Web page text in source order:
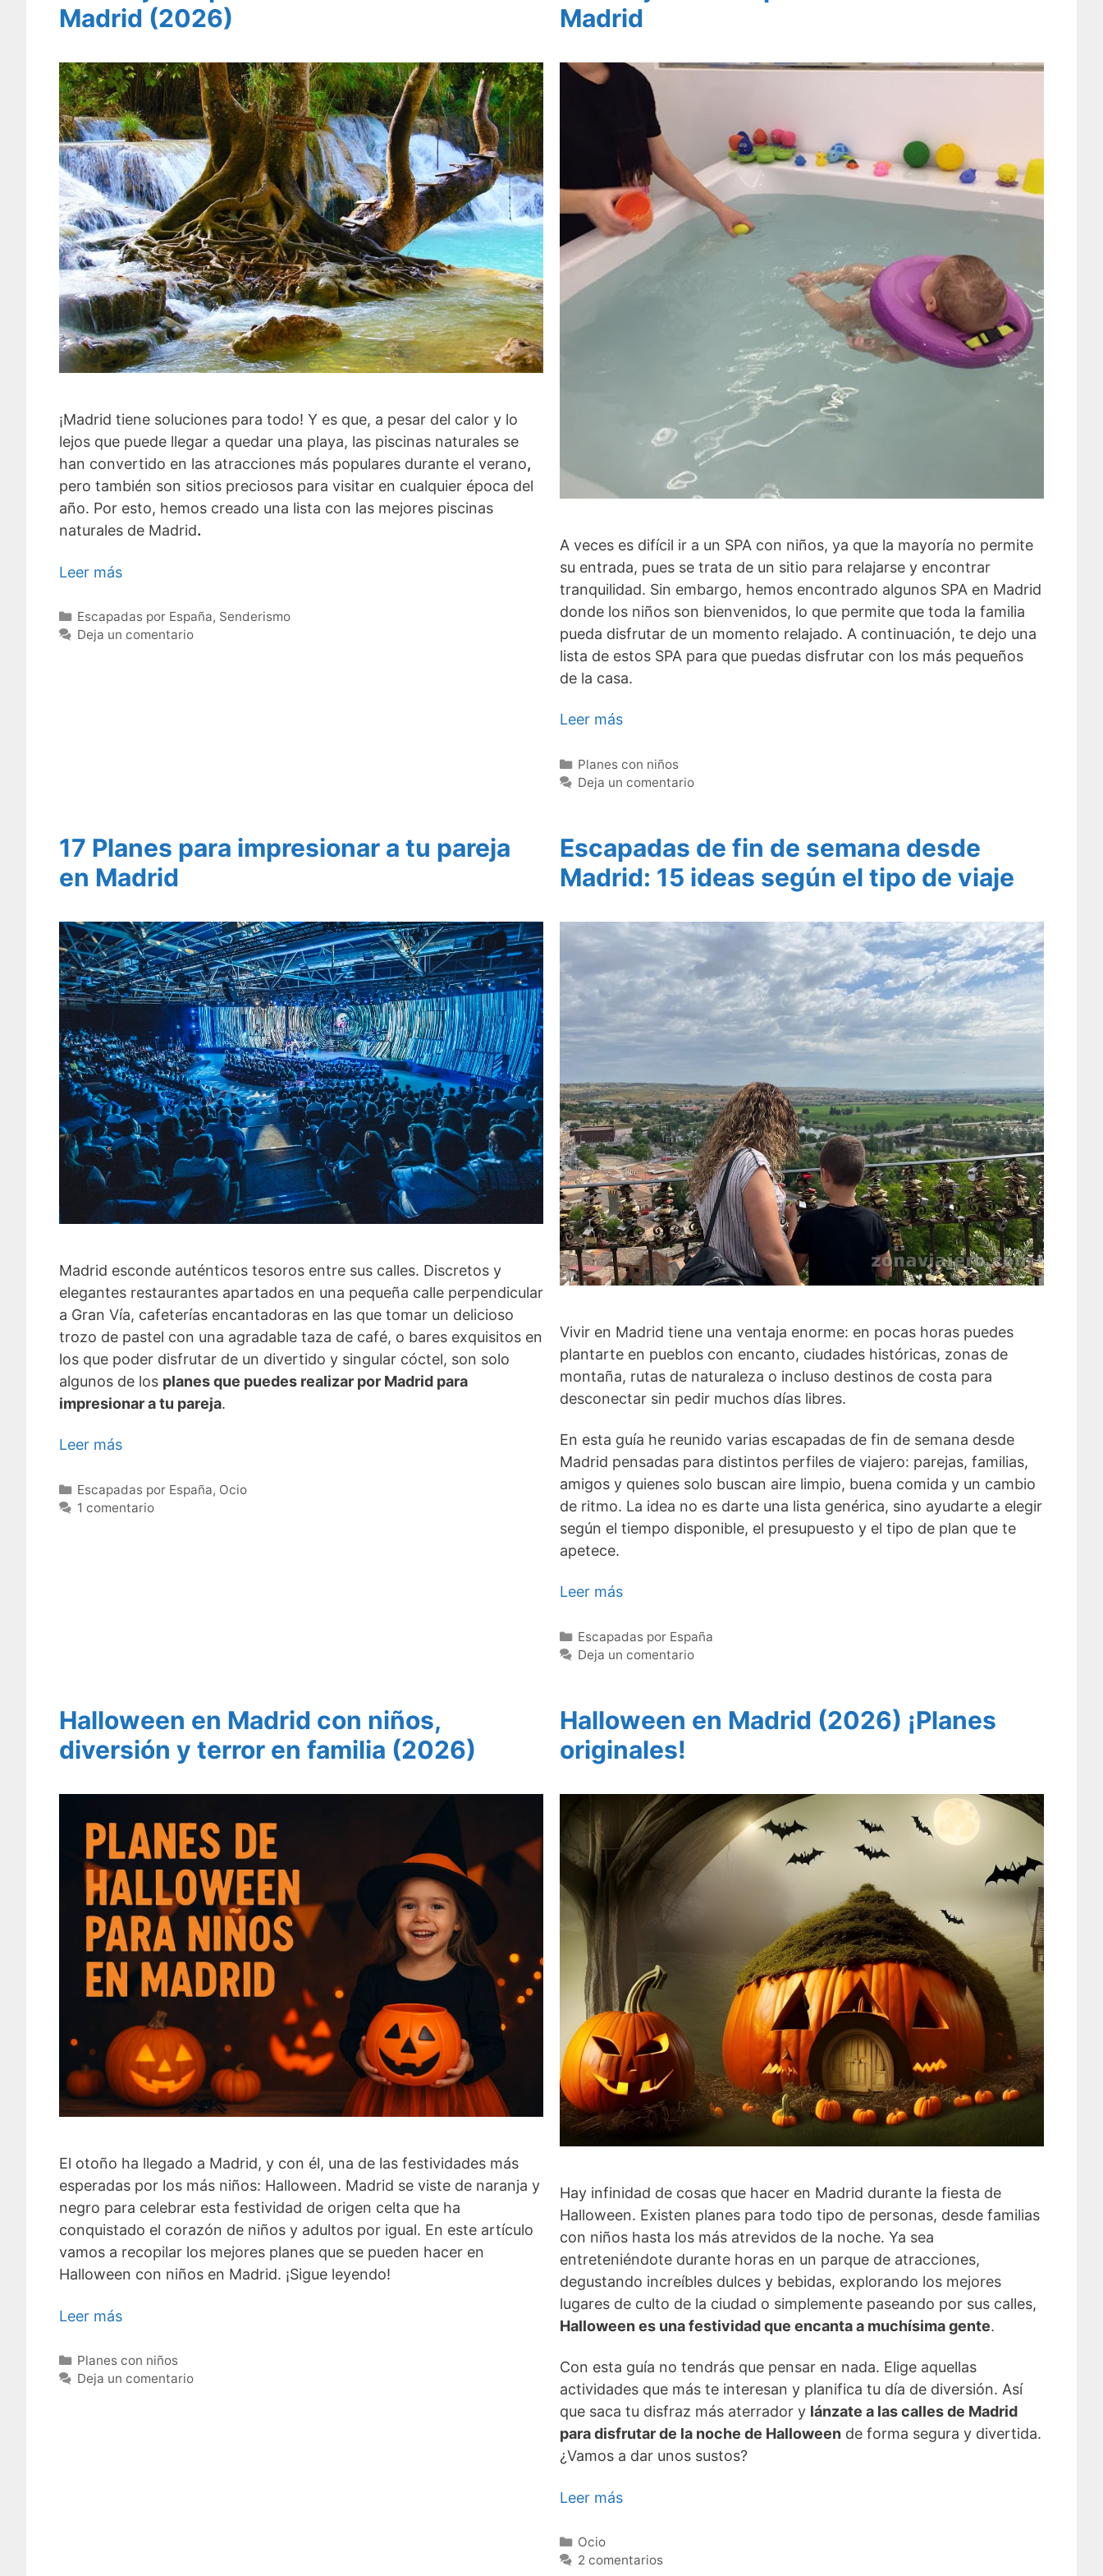
Madrid (2026)
¡Madrid tiene soluciones para todo! Y es que, a pesar del calor y lo
lejos que puede llegar a quedar una playa, las piscinas naturales se
han convertido en las atracciones más populares durante el verano,
pero también son sitios preciosos para visitar en cualquier época del
año. Por esto, hemos creado una lista con las mejores piscinas
naturales de Madrid.
Leer más
Categorías
Escapadas por España, Senderismo
Deja un comentario
Madrid
A veces es difícil ir a un SPA con niños, ya que la mayoría no permite
su entrada, pues se trata de un sitio para relajarse y encontrar
tranquilidad. Sin embargo, hemos encontrado algunos SPA en Madrid
donde los niños son bienvenidos, lo que permite que toda la familia
pueda disfrutar de un momento relajado. A continuación, te dejo una
lista de estos SPA para que puedas disfrutar con los más pequeños
de la casa.
Leer más
Categorías
Planes con niños
Deja un comentario
17 Planes para impresionar a tu pareja
en Madrid
Madrid esconde auténticos tesoros entre sus calles. Discretos y
elegantes restaurantes apartados en una pequeña calle perpendicular
a Gran Vía, cafeterías encantadoras en las que tomar un delicioso
trozo de pastel con una agradable taza de café, o bares exquisitos en
los que poder disfrutar de un divertido y singular cóctel, son solo
algunos de los planes que puedes realizar por Madrid para
impresionar a tu pareja.
Leer más
Categorías
Escapadas por España, Ocio
1 comentario
Escapadas de fin de semana desde
Madrid: 15 ideas según el tipo de viaje
Vivir en Madrid tiene una ventaja enorme: en pocas horas puedes
plantarte en pueblos con encanto, ciudades históricas, zonas de
montaña, rutas de naturaleza o incluso destinos de costa para
desconectar sin pedir muchos días libres.
En esta guía he reunido varias escapadas de fin de semana desde
Madrid pensadas para distintos perfiles de viajero: parejas, familias,
amigos y quienes solo buscan aire limpio, buena comida y un cambio
de ritmo. La idea no es darte una lista genérica, sino ayudarte a elegir
según el tiempo disponible, el presupuesto y el tipo de plan que te
apetece.
Leer más
Categorías
Escapadas por España
Deja un comentario
Halloween en Madrid con niños,
diversión y terror en familia (2026)
El otoño ha llegado a Madrid, y con él, una de las festividades más
esperadas por los más niños: Halloween. Madrid se viste de naranja y
negro para celebrar esta festividad de origen celta que ha
conquistado el corazón de niños y adultos por igual. En este artículo
vamos a recopilar los mejores planes que se pueden hacer en
Halloween con niños en Madrid. ¡Sigue leyendo!
Leer más
Categorías
Planes con niños
Deja un comentario
Halloween en Madrid (2026) ¡Planes
originales!
Hay infinidad de cosas que hacer en Madrid durante la fiesta de
Halloween. Existen planes para todo tipo de personas, desde familias
con niños hasta los más atrevidos de la noche. Ya sea
entreteniéndote durante horas en un parque de atracciones,
degustando increíbles dulces y bebidas, explorando los mejores
lugares de culto de la ciudad o simplemente paseando por sus calles,
Halloween es una festividad que encanta a muchísima gente.
Con esta guía no tendrás que pensar en nada. Elige aquellas
actividades que más te interesan y planifica tu día de diversión. Así
que saca tu disfraz más aterrador y lánzate a las calles de Madrid
para disfrutar de la noche de Halloween de forma segura y divertida.
¿Vamos a dar unos sustos?
Leer más
Categorías
Ocio
2 comentarios